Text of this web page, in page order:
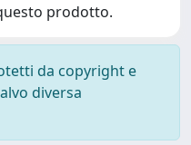
prodotto.
da copyright e
diversa